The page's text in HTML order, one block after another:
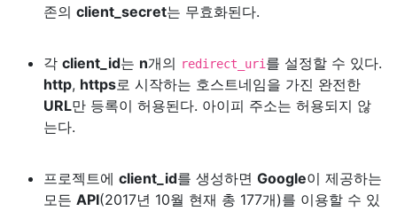
존의 client_secret는 무효화된다.
각 client_id는 n개의 redirect_uri 를 설정할 수 있다.
http, https로 시작하는 호스트네임을 가진 완전한
URL만 등록이 허용된다. 아이피 주소는 허용되지 않
는다.
프로젝트에 client_id를 생성하면 Google이 제공하는
모든 API(2017년 10월 현재 총 177개)를 이용할 수 있